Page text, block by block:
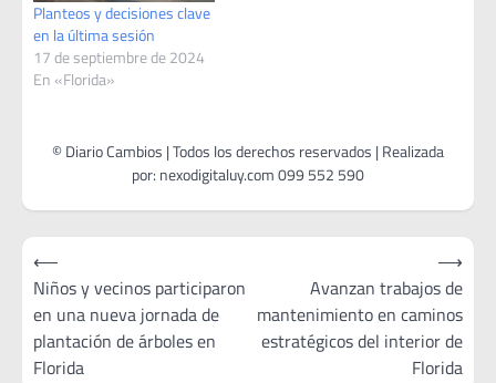
Planteos y decisiones clave
en la última sesión
17 de septiembre de 2024
En «Florida»
Navegación
de
entradas
⟵
Niños y vecinos participaron
en una nueva jornada de
plantación de árboles en
Florida
Avanzan trabajos de
mantenimiento en caminos
estratégicos del interior de
Florida
⟶